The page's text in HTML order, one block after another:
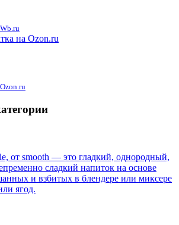
от smooth — это гладкий, однородный,
сладкий напиток на основе
и взбитых в блендере или миксере
ягод.